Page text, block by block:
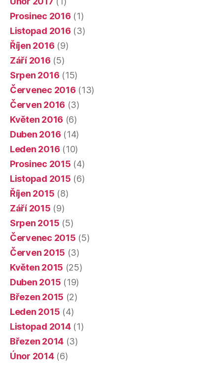
Prosinec 2016 (1)
Listopad 2016 (3)
Říjen 2016 (9)
Září 2016 (5)
Srpen 2016 (15)
Červenec 2016 (13)
Červen 2016 (3)
Květen 2016 (6)
Duben 2016 (14)
Leden 2016 (10)
Prosinec 2015 (4)
Listopad 2015 (6)
Říjen 2015 (8)
Září 2015 (9)
Srpen 2015 (5)
Červenec 2015 (5)
Červen 2015 (3)
Květen 2015 (25)
Duben 2015 (19)
Březen 2015 (2)
Leden 2015 (4)
Listopad 2014(1)
Březen 2014 (3)
Únor 2014(6)